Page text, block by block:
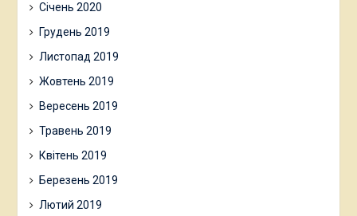
Січень 2020
Грудень 2019
Листопад 2019
Жовтень 2019
Вересень 2019
Травень 2019
Квітень 2019
Березень 2019
Лютий 2019